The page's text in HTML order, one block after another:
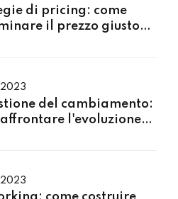
di pricing: come
il prezzo giusto
del cambiamento:
affrontare l'evoluzione